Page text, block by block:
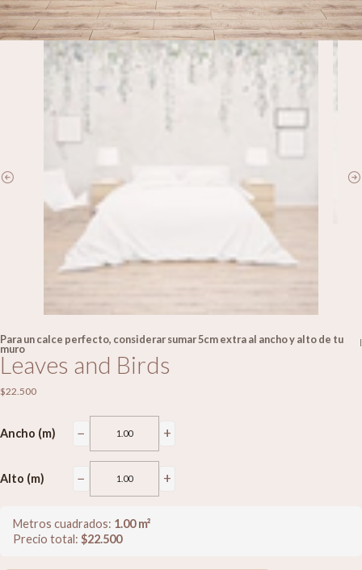
Para un calce perfecto, considerar sumar 5cm extra al ancho y alto de tu
muro
|
Leaves and Birds
$22.500
Ancho (m) − +
Alto (m) − +
Metros cuadrados: 1.00m²
Precio total: $22.500